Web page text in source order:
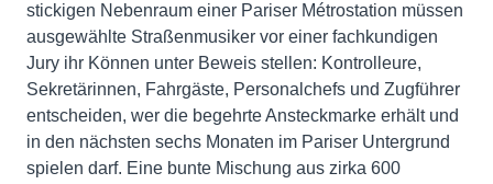
stickigen Nebenraum einer Pariser Métrostation müssen
ausgewählte Straßenmusiker vor einer fachkundigen
Jury ihr Können unter Beweis stellen: Kontrolleure,
Sekretärinnen, Fahrgäste, Personalchefs und Zugführer
entscheiden, wer die begehrte Ansteckmarke erhält und
in den nächsten sechs Monaten im Pariser Untergrund
spielen darf. Eine bunte Mischung aus zirka 600